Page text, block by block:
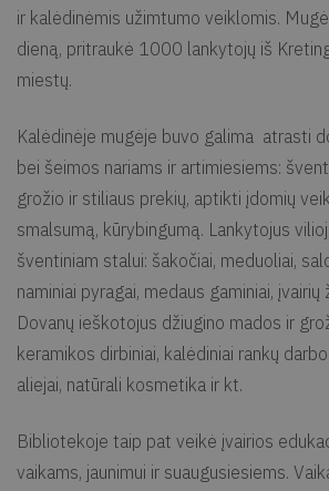
ir kalėdinėmis užimtumo veiklomis.
dieną, pritraukė 1000 lankytojų iš
miestų.
Kalėdinėje mugėje buvo galima atrasti
bei šeimos nariams ir artimiesiems:
grožio ir stiliaus prekių, aptikti įdomių
smalsumą, kūrybingumą. Lankytojus
šventiniam stalui: šakočiai, meduoliai,
naminiai pyragai, medaus gaminiai,
Dovanų ieškotojus džiugino mados ir
keramikos dirbiniai, kalėdiniai rankų
aliejai, natūrali kosmetika ir kt.
Bibliotekoje taip pat veikė įvairios
vaikams, jaunimui ir suaugusiesiems.